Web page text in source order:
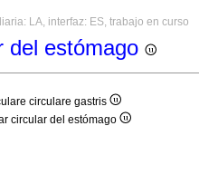
LA, interfaz: ES, trabajo en curso
del estómago
circulare gastris
circular del estómago